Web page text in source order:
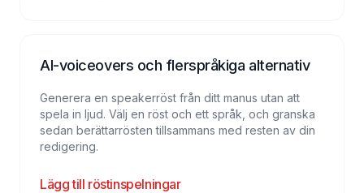
AI-voiceovers och flerspråkiga alternativ
Generera en speakerröst från ditt manus utan att
spela in ljud. Välj en röst och ett språk, och granska
sedan berättarrösten tillsammans med resten av din
redigering.
Lägg till röstinspelningar